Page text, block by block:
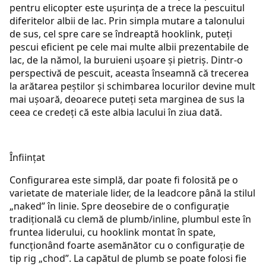
pentru elicopter este ușurința de a trece la pescuitul
diferitelor albii de lac. Prin simpla mutare a talonului
de sus, cel spre care se îndreaptă hooklink, puteți
pescui eficient pe cele mai multe albii prezentabile de
lac, de la nămol, la buruieni ușoare și pietriș. Dintr-o
perspectivă de pescuit, aceasta înseamnă că trecerea
la arătarea peștilor și schimbarea locurilor devine mult
mai ușoară, deoarece puteți seta marginea de sus la
ceea ce credeți că este albia lacului în ziua dată.
Înființat
Configurarea este simplă, dar poate fi folosită pe o
varietate de materiale lider, de la leadcore până la stilul
„naked” în linie. Spre deosebire de o configurație
tradițională cu clemă de plumb/inline, plumbul este în
fruntea liderului, cu hooklink montat în spate,
funcționând foarte asemănător cu o configurație de
tip rig „chod”. La capătul de plumb se poate folosi fie